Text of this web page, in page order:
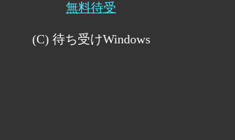
無料待受
(C) 待ち受けWindows